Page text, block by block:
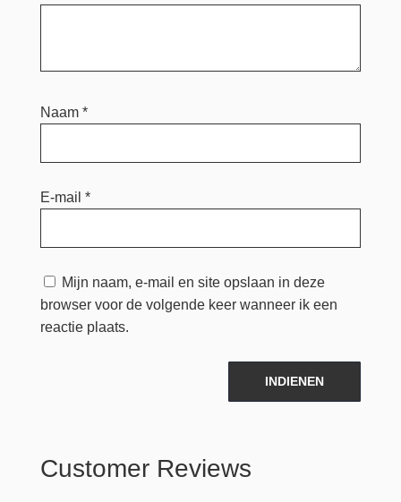
Naam *
E-mail *
Mijn naam, e-mail en site opslaan in deze
browser voor de volgende keer wanneer ik een
reactie plaats.
INDIENEN
Customer Reviews